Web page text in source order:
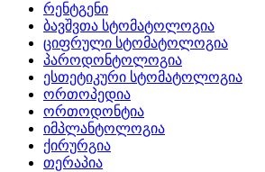
რენტგენი
ბავშვთა სტომატოლოგია
ციფრული სტომატოლოგია
პაროდონტოლოგია
ესთეტიკური სტომატოლოგია
ორთოპედია
ორთოდონტია
იმპლანტოლოგია
ქირურგია
თერაპია